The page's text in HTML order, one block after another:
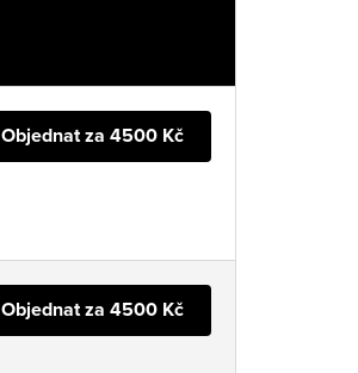
Objednat za 4500 Kč
Objednat za 4500 Kč